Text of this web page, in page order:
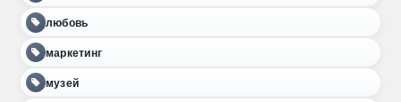
любовь
маркетинг
музей